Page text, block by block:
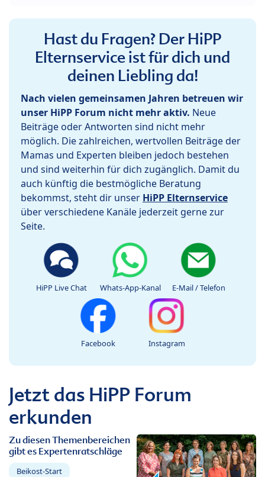
Hast du Fragen? Der HiPP
Elternservice ist für dich und
deinen Liebling da!
Nach vielen gemeinsamen Jahren betreuen wir
unser HiPP Forum nicht mehr aktiv. Neue
Beiträge oder Antworten sind nicht mehr
möglich. Die zahlreichen, wertvollen Beiträge der
Mamas und Experten bleiben jedoch bestehen
und sind weiterhin für dich zugänglich. Damit du
auch künftig die bestmögliche Beratung
bekommst, steht dir unser HiPP Elternservice
über verschiedene Kanäle jederzeit gerne zur
Seite.
HiPP Live Chat Whats-App-Kanal E-Mail / Telefon
Facebook Instagram
Jetzt das HiPP Forum
erkunden
Zu diesen Themenbereichen
gibt es Expertenratschläge
Beikost-Start